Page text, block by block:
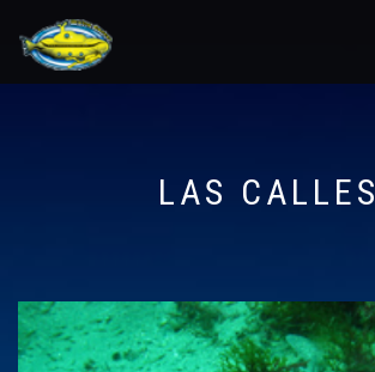
LAS CALLES